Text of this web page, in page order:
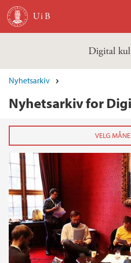
Hopp til hovedinnhold
Digital
Nyhetsarkiv
Nyhetsarkiv for
2025
mars
januar
2024
2023